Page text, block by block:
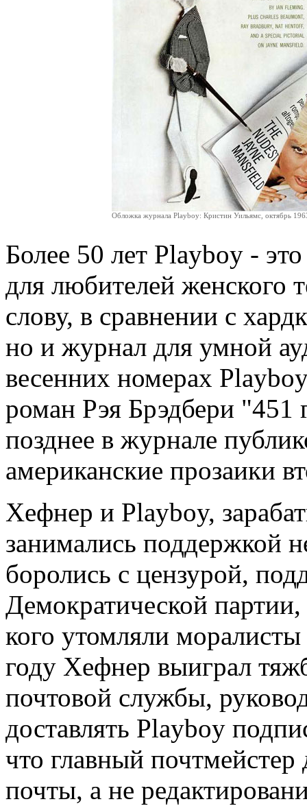
Обложка журнала Playboy: Кристин Уильямс, октябрь
Более 50 лет Playboy -
для любителей женского
слову, в сравнении с
но и журнал для умной
весенних номерах
роман Рэя Брэдбери "451
позднее в журнале
американские прозаики
Хефнер и Playboy,
занимались поддержкой
боролись с цензурой,
Демократической
кого утомляли
году Хефнер выиграл
почтовой службы,
доставлять Playboy
что главный почтмейстер
почты, а не